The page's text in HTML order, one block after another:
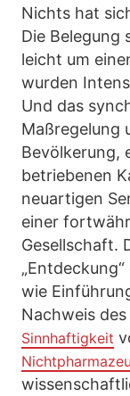
Nichts hat
Die Belegung
leicht um
wurden
Und das
Maßregelung
Bevölkerung,
betriebenen
neuartigen
einer
Gesellschaft.
wie
Nachweis des
Sinnhaftigkeit